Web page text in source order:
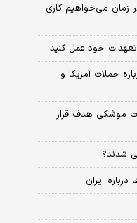
زمان می‌خواهیم کاری
تعهدات خود عمل کنید
حملات آمریکا و
موشکی هدف قرار
شدند؟
ایران